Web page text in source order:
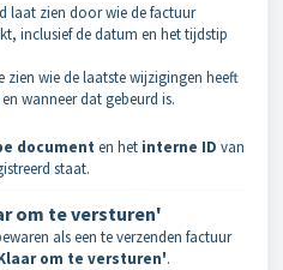
laat zien door wie de factuur
inclusief de datum en het tijdstip
zien wie de laatste wijzigingen heeft
wanneer dat gebeurd is.
document en het interne ID van
staat.
om te versturen'
als een te verzenden factuur
om te versturen'.